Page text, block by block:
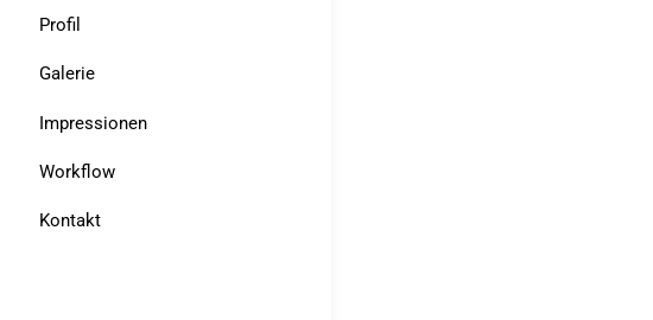
Profil
Galerie
Impressionen
Workflow
Kontakt